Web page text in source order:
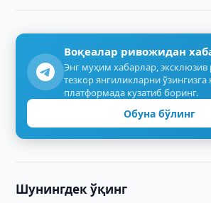
Воқеалар ривожидан
Энг муҳим хабарлар,
тезкор янгиликларни ўзингизга
платформада кузатиб боринг.
Обуна бўлинг
Шунингдек ўқинг